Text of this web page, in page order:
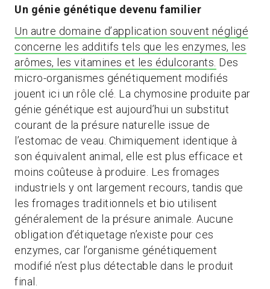
Un génie génétique devenu familier
Un autre domaine d’application souvent négligé
concerne les additifs tels que les enzymes, les
arômes, les vitamines et les édulcorants. Des
micro-organismes génétiquement modifiés
jouent ici un rôle clé. La chymosine produite par
génie génétique est aujourd’hui un substitut
courant de la présure naturelle issue de
l’estomac de veau. Chimiquement identique à
son équivalent animal, elle est plus efficace et
moins coûteuse à produire. Les fromages
industriels y ont largement recours, tandis que
les fromages traditionnels et bio utilisent
généralement de la présure animale. Aucune
obligation d’étiquetage n’existe pour ces
enzymes, car l’organisme génétiquement
modifié n’est plus détectable dans le produit
final.